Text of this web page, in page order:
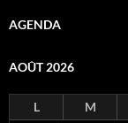
AGENDA
AOÛT 2026
L M